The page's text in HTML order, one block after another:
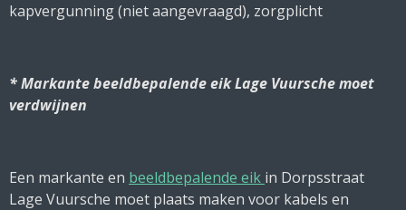
kapvergunning (niet aangevraagd), zorgplicht
* Markante beeldbepalende eik Lage Vuursche moet
verdwijnen
Een markante en beeldbepalende eik in Dorpsstraat
Lage Vuursche moet plaats maken voor kabels en